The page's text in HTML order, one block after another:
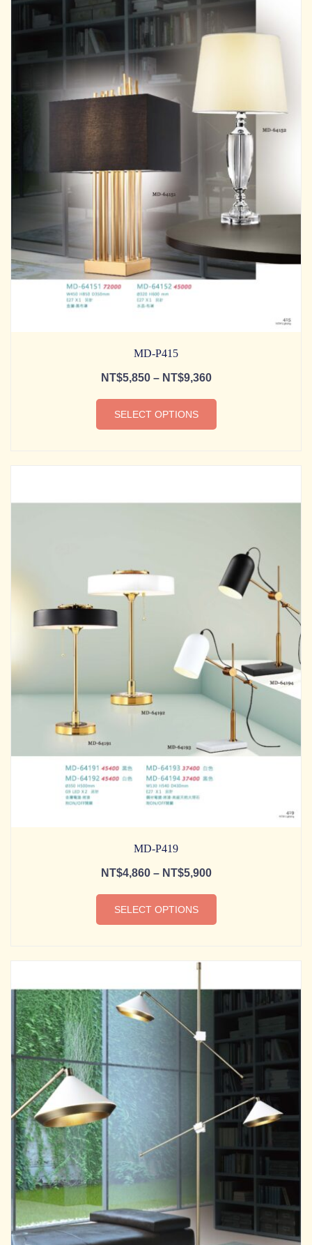
MD-P415
NT$5,850– NT$9,360
SELECT OPTIONS
MD-P419
NT$4,860– NT$5,900
SELECT OPTIONS